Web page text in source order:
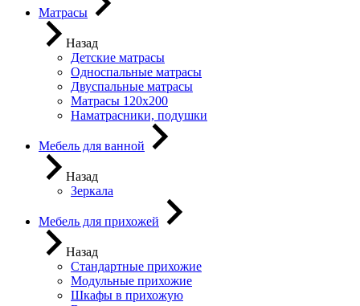
Матрасы
Назад
Детские матрасы
Односпальные матрасы
Двуспальные матрасы
Матрасы 120х200
Наматрасники, подушки
Мебель для ванной
Назад
Зеркала
Мебель для прихожей
Назад
Стандартные прихожие
Модульные прихожие
Шкафы в прихожую